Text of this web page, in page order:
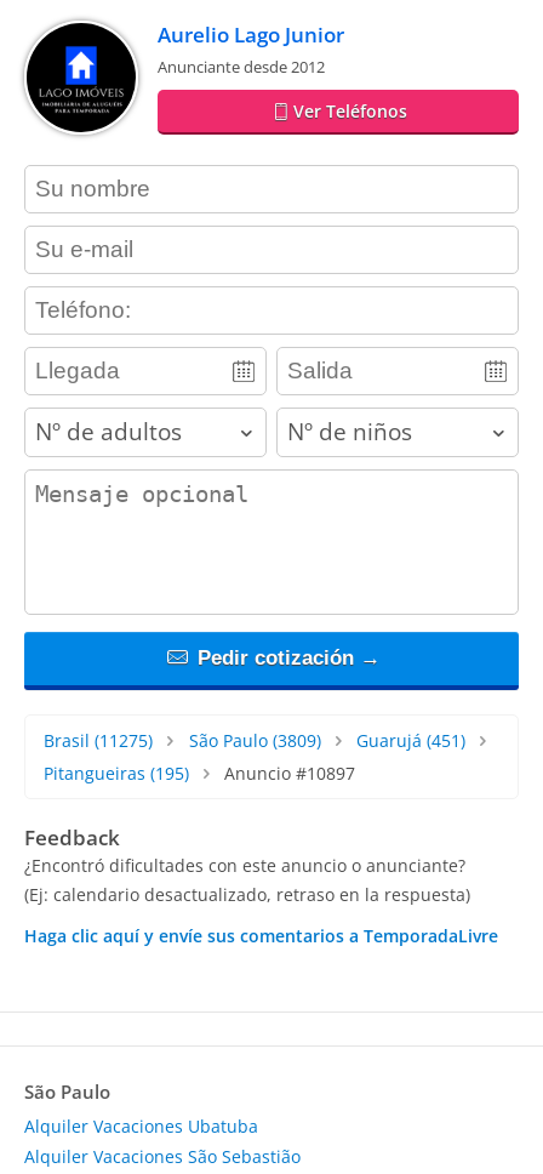
Aurelio Lago Junior
Anunciante desde 2012
Ver Teléfonos
contact_name
contact_email
contact_phone
adults children
contact_message
Pedir cotización →
Brasil (11275) São Paulo(3809) Guarujá (451)
Pitangueiras (195) Anuncio #10897
Feedback
¿Encontró dificultades con este anuncio o anunciante?
(Ej: calendario desactualizado, retraso en la respuesta)
Haga clic aquí y envíe sus comentarios a TemporadaLivre
São Paulo
Alquiler Vacaciones Ubatuba
Alquiler Vacaciones São Sebastião